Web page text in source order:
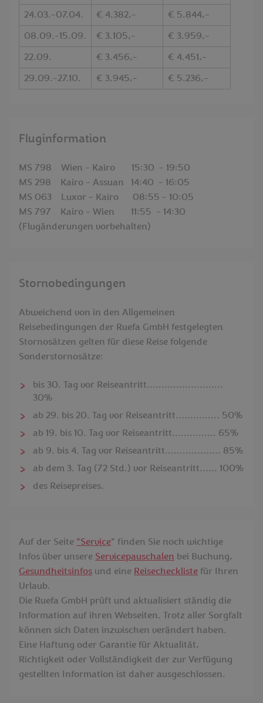
24.03.-07.04. € 4.382,-
€ 5.844,-
08.09.-15.09.
€ 3.105,-
€ 3.959,-
22.09.
€ 3.456,-
€ 4.451,-
29.09.-27.10.
€ 3.945,- € 5.236,-
Fluginformation
MS 798 Wien - Kairo 15:30 - 19:50
MS 298 Kairo – Assuan 14:40 - 16:05
MS 063 Luxor – Kairo 08:55 – 10:05
MS 797 Kairo - Wien 11:55 - 14:30
(Flugänderungen vorbehalten)
Stornobedingungen
Abweichend von in den Allgemeinen
Reisebedingungen der Ruefa GmbH festgelegten
Stornosätzen gelten für diese Reise folgende
Sonderstornosätze:
bis 30. Tag vor Reiseantritt..........................
30%
ab 29. bis 20. Tag vor Reiseantritt............... 50%
ab 19. bis 10. Tag vor Reiseantritt............... 65%
ab 9. bis 4. Tag vor Reiseantritt................... 85%
ab dem 3. Tag (72 Std.) vor Reiseantritt...... 100%
des Reisepreises.
Auf der Seite "Service" finden Sie noch wichtige
Infos über unsere Servicepauschalen bei Buchung,
Gesundheitsinfos und eine Reisecheckliste für Ihren
Urlaub.
Die Ruefa GmbH prüft und aktualisiert ständig die
Information auf ihren Webseiten. Trotz aller Sorgfalt
können sich Daten inzwischen verändert haben.
Eine Haftung oder Garantie für Aktualität,
Richtigkeit oder Vollständigkeit der zur Verfügung
gestellten Information ist daher ausgeschlossen.